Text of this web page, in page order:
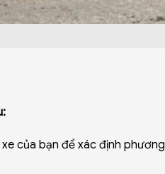
của bạn để xác định phương